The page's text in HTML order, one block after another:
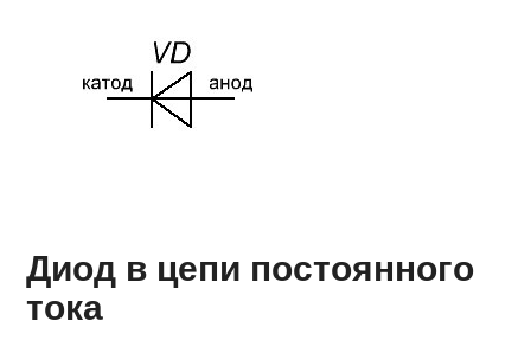
Диод в цепи постоянного
тока